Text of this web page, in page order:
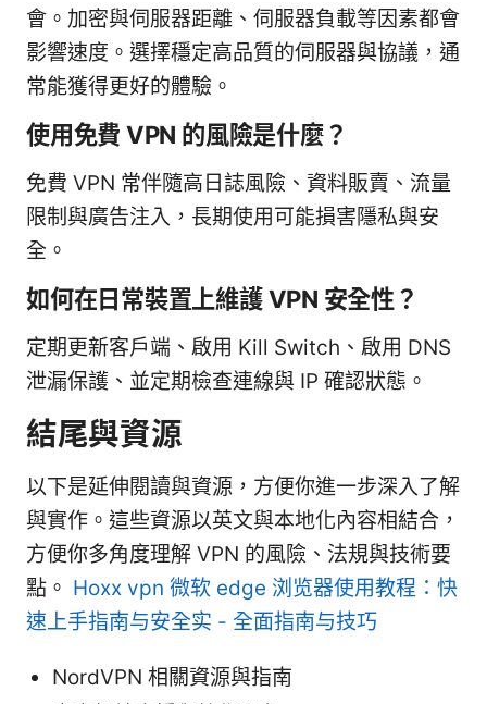
會。加密與伺服器距離、伺服器負載等因素都會
影響速度。選擇穩定高品質的伺服器與協議，通
常能獲得更好的體驗。
使用免費 VPN 的風險是什麼？
免費 VPN 常伴隨高日誌風險、資料販賣、流量
限制與廣告注入，長期使用可能損害隱私與安
全。
如何在日常裝置上維護 VPN 安全性？
定期更新客戶端、啟用 Kill Switch、啟用 DNS
泄漏保護、並定期檢查連線與 IP 確認狀態。
結尾與資源
以下是延伸閱讀與資源，方便你進一步深入了解
與實作。這些資源以英文與本地化內容相結合，
方便你多角度理解 VPN 的風險、法規與技術要
點。 Hoxx vpn 微软 edge 浏览器使用教程：快
速上手指南与安全实 - 全面指南与技巧
NordVPN 相關資源與指南